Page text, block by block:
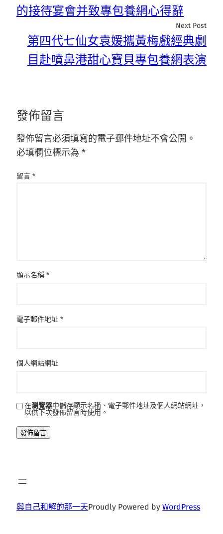
的接待宴會并致專包養網心得辭
Next Post
第四代七仙女袁媛攜黃梅戲經典劇
目赴噴鼻港甜心寶貝專包養網表演
發佈留言
發佈留言必須填寫的電子郵件地址不會公開。
必填欄位標示為 *
留言 *
顯示名稱 *
電子郵件地址 *
個人網站網址
在瀏覽器中儲存顯示名稱、電子郵件地址及個人網站網址，
以供下次發佈留言時使用。
與自己和解的那一天Proudly Powered by WordPress